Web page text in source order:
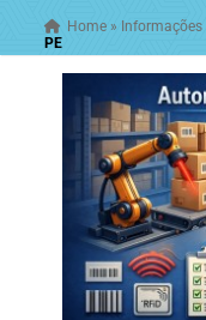
Home » Informações
PE